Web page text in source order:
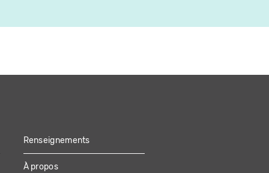
Renseignements
À propos